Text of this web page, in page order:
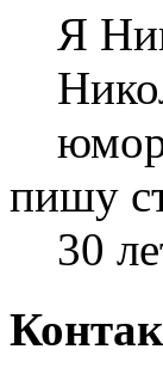
Я
пишу
30